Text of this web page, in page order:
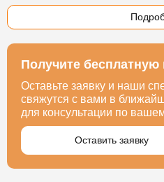
Получите бесплатную
Оставьте заявку и наши
свяжутся с вами в
для консультации по
Оставить заявку